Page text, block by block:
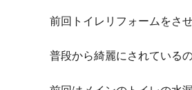
前回トイレリフォームをさ
普段から綺麗にされている